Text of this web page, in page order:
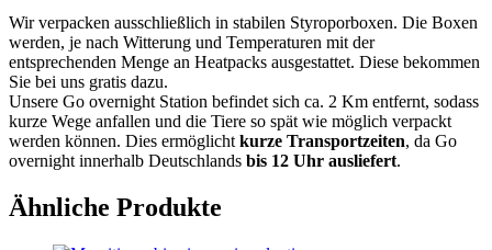
Wir verpacken ausschließlich in stabilen Styroporboxen. Die Boxen
werden, je nach Witterung und Temperaturen mit der
entsprechenden Menge an Heatpacks ausgestattet. Diese bekommen
Sie bei uns gratis dazu.
Unsere Go overnight Station befindet sich ca. 2 Km entfernt, sodass
kurze Wege anfallen und die Tiere so spät wie möglich verpackt
werden können. Dies ermöglicht kurze Transportzeiten, da Go
overnight innerhalb Deutschlands bis 12 Uhr ausliefert.
Ähnliche Produkte